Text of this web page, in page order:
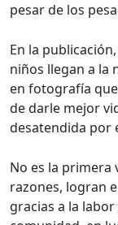
pesar de los
En la
niños llegan a la
en fotografía
de darle mejor
desatendida por
No es la primera
razones, logran
gracias a la